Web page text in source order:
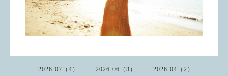
2026-07（4） 2026-06（3） 2026-04（2）